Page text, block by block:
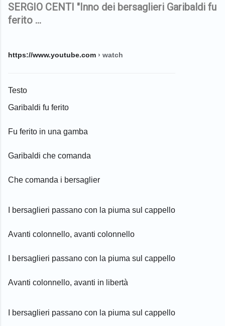
SERGIO CENTI "Inno dei bersaglieri Garibaldi fu
ferito ...
https://www.youtube.com › watch
Testo
Garibaldi fu ferito
Fu ferito in una gamba
Garibaldi che comanda
Che comanda i bersaglier
I bersaglieri passano con la piuma sul cappello
Avanti colonnello, avanti colonnello
I bersaglieri passano con la piuma sul cappello
Avanti colonnello, avanti in libertà
I bersaglieri passano con la piuma sul cappello